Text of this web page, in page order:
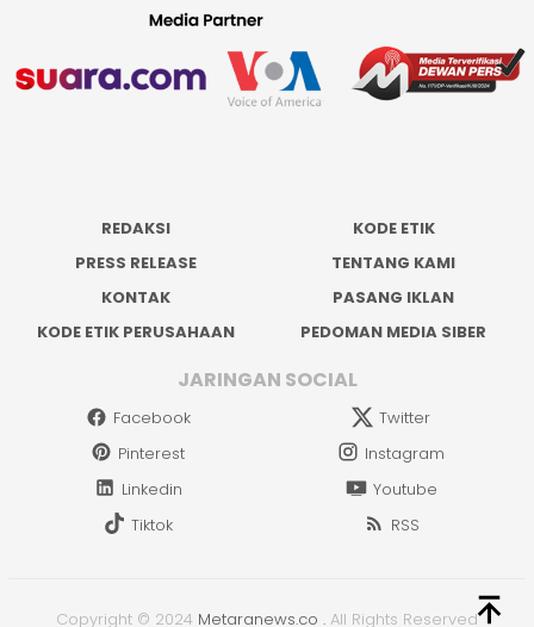
REDAKSI
KODE ETIK
PRESS RELEASE
TENTANG KAMI
KONTAK
PASANG IKLAN
KODE ETIK PERUSAHAAN
PEDOMAN MEDIA SIBER
JARINGAN SOCIAL
Facebook
Twitter
Pinterest
Instagram
Linkedin
Youtube
Tiktok
RSS
Copyright © 2024 Metaranews.co . All Rights Reserved